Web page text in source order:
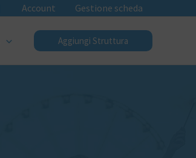
Account Gestione scheda
Aggiungi Struttura